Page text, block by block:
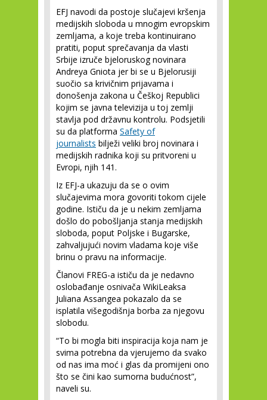
EFJ navodi da postoje slučajevi kršenja
medijskih sloboda u mnogim evropskim
zemljama, a koje treba kontinuirano
pratiti, poput sprečavanja da vlasti
Srbije izruče bjeloruskog novinara
Andreya Gniota jer bi se u Bjelorusiji
suočio sa krivičnim prijavama i
donošenja zakona u Češkoj Republici
kojim se javna televizija u toj zemlji
stavlja pod državnu kontrolu. Podsjetili
su da platforma Safety of
journalists bilježi veliki broj novinara i
medijskih radnika koji su pritvoreni u
Evropi, njih 141.
Iz EFJ-a ukazuju da se o ovim
slučajevima mora govoriti tokom cijele
godine. Ističu da je u nekim zemljama
došlo do pobošljanja stanja medijskih
sloboda, poput Poljske i Bugarske,
zahvaljujući novim vladama koje više
brinu o pravu na informacije.
Članovi FREG-a ističu da je nedavno
oslobađanje osnivača WikiLeaksa
Juliana Assangea pokazalo da se
isplatila višegodišnja borba za njegovu
slobodu.
“To bi mogla biti inspiracija koja nam je
svima potrebna da vjerujemo da svako
od nas ima moć i glas da promijeni ono
što se čini kao sumorna budućnost”,
naveli su.